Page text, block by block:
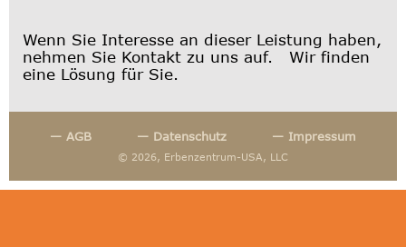
Wenn Sie Interesse an dieser Leistung haben,
nehmen Sie Kontakt zu uns auf. Wir finden
eine Lösung für Sie.
© 2026, Erbenzentrum-USA, LLC
— AGB — Datenschutz — Impressum